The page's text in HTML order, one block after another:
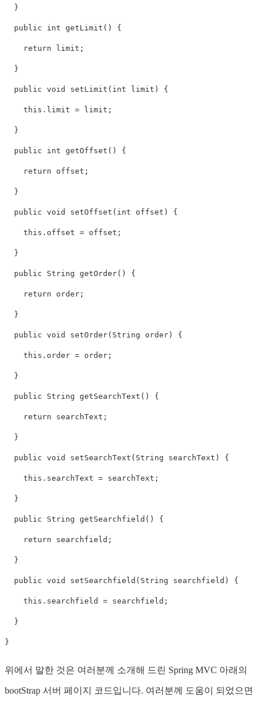
  }
  public int getLimit() {
    return limit;
  }
  public void setLimit(int limit) {
    this.limit = limit;
  }
  public int getOffset() {
    return offset;
  }
  public void setOffset(int offset) {
    this.offset = offset;
  }
  public String getOrder() {
    return order;
  }
  public void setOrder(String order) {
    this.order = order;
  }
  public String getSearchText() {
    return searchText;
  }
  public void setSearchText(String searchText) {
    this.searchText = searchText;
  }
  public String getSearchfield() {
    return searchfield;
  }
  public void setSearchfield(String searchfield) {
    this.searchfield = searchfield;
  }
}
위에서 말한 것은 여러분께 소개해 드린 Spring MVC 아래의
bootStrap 서버 페이지 코드입니다. 여러분께 도움이 되었으면